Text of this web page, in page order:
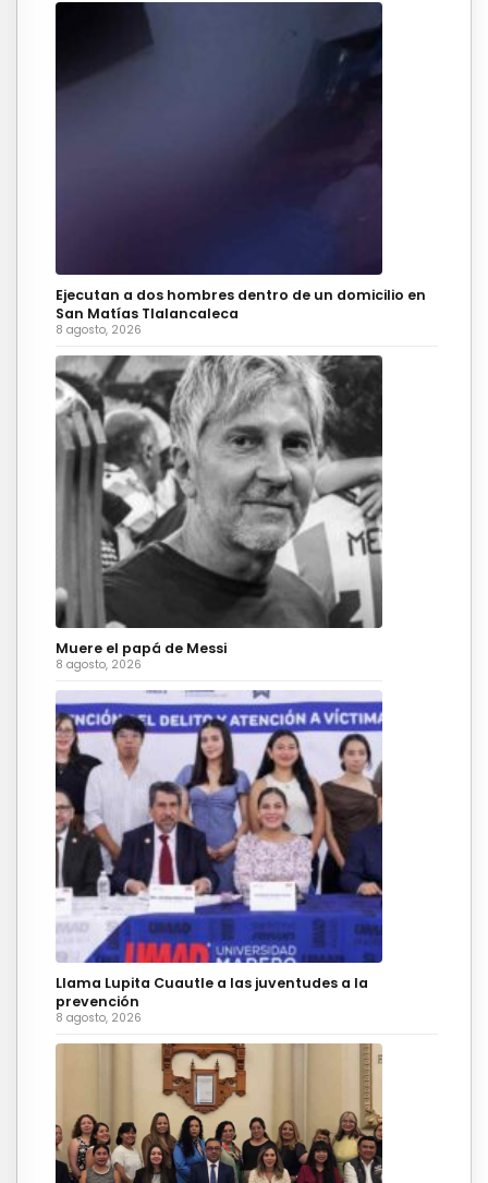
Ejecutan a dos hombres dentro de un domicilio en
San Matías Tlalancaleca
8 agosto, 2026
Muere el papá de Messi
8 agosto, 2026
Llama Lupita Cuautle a las juventudes a la
prevención
8 agosto, 2026